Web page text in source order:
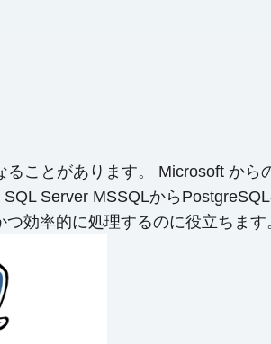
ことがあります。 Microsoft から
Server MSSQLから
効率的に処理するのに役立ちます